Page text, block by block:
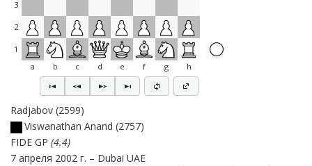
3
2
1
a
b c d e f g h
Radjabov 2599
Viswanathan Anand 2757
FIDE GP 4.4
7 апреля 2002 г.
Dubai UAE